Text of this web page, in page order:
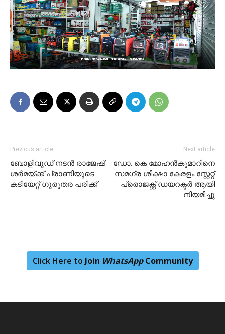
Previous article
ബോളിവുഡ് നടൻ രാജേഷ്
ശർമയ്ക്ക് പ്രാണിയുടെ
കടിയേറ്റ് ഗുരുതര പരിക്ക്
Next article
ഡോ. കെ മോഹന്‍കുമാറിനെ
സമഗ്ര ശിക്ഷാ കേരളം സ്റ്റേറ്റ്
പ്രൊജക്റ്റ് ഡയറക്ടർ ആയി
നിയമിച്ചു
Click Here to Join WhatsAppCommunity